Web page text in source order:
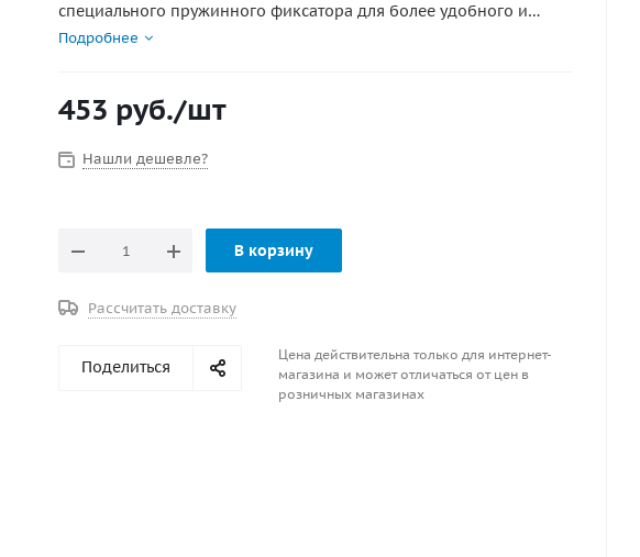
специального пружинного фиксатора для более удобного и
безопасного соединения канатов, швартовых и т.д. Материал :
Подробнее
453 руб./шт
Нашли дешевле?
В корзину
Рассчитать доставку
Поделиться
Цена действительна только для интернет-
магазина и может отличаться от цен в
розничных магазинах